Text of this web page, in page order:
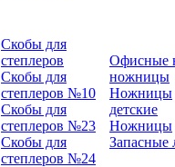
Скобы для
степлеров
Скобы для
степлеров №10
Скобы для
степлеров №23
Скобы для
степлеров №24
Офисные
ножницы
Ножницы
детские
Ножницы
Запасные